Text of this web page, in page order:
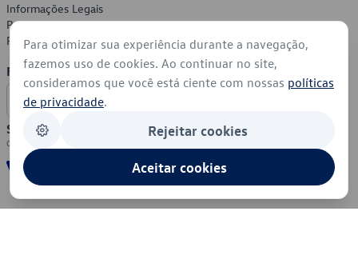
Informações Legais
Política de Privacidade
Política de Cookies
Formas de Pagamento
Segurança
Para otimizar sua experiência durante a navegação,
fazemos uso de cookies. Ao continuar no site,
consideramos que você está ciente com nossas políticas
de privacidade.
Rejeitar cookies
Aceitar cookies